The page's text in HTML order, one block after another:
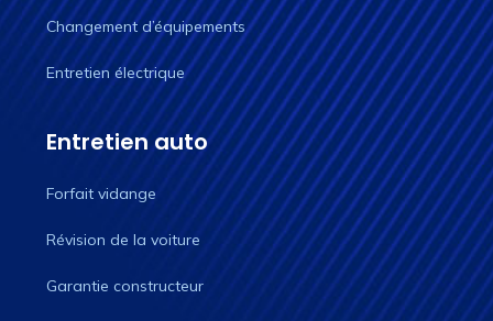
Changement d’équipements
Entretien électrique
Entretien auto
Forfait vidange
Révision de la voiture
Garantie constructeur